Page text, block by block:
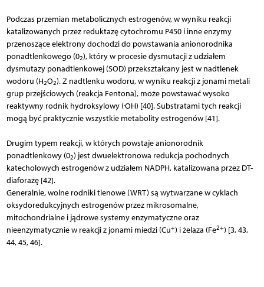
Podczas przemian metabolicznych estrogenów, w wyniku reakcji
katalizowanych przez reduktazę cytochromu P450 i inne enzymy
przenoszące elektrony dochodzi do powstawania anionorodnika
ponadtlenkowego (02), który w procesie dysmutacji z udziałem
dysmutazy ponadtlenkowej (SOD) przekształcany jest w nadtlenek
wodoru (H2O2). Z nadtlenku wodoru, w wyniku reakcji z jonami metali
grup przejściowych (reakcja Fentona), może powstawać wysoko
reaktywny rodnik hydroksylowy (.OH) [40]. Substratami tych reakcji
mogą być praktycznie wszystkie metabolity estrogenów [41].
Drugim typem reakcji, w których powstaje anionorodnik
ponadtlenkowy (02) jest dwuelektronowa redukcja pochodnych
katecholowych estrogenów z udziałem NADPH, katalizowana przez DT-
diaforazę [42].
Generalnie, wolne rodniki tlenowe (WRT) są wytwarzane w cyklach
oksydoredukcyjnych estrogenów przez mikrosomalne,
mitochondrialne i jądrowe systemy enzymatyczne oraz
nieenzymatycznie w reakcji z jonami miedzi (Cu+) i żelaza (Fe2+) [3, 43,
44, 45, 46].